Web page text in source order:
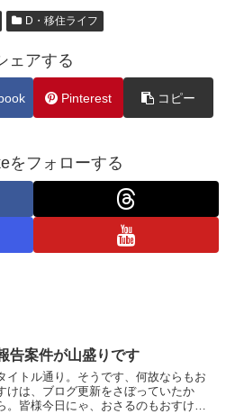
D・移住ライフ
ェアする
Pinterest コピー
をフォローする
告案件が山盛りです
イトル通り。そうです、何故ならもお
けは、ブログ更新をさぼっていたか
。皆様今日にゃ、おさるのもおすけで